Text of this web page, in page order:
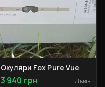
Окуляри Fox Pure Vue
3 940 грн Львів